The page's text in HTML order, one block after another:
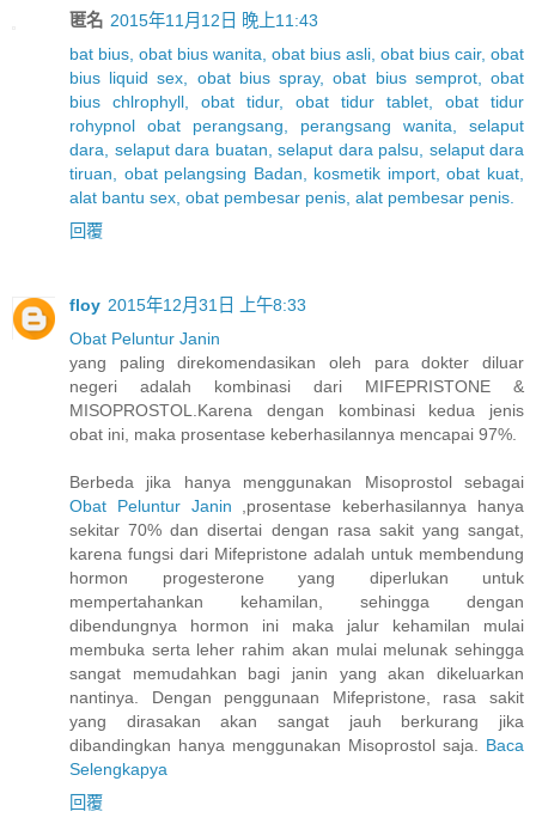
匿名 2015年11月12日 晚上11:43
bat bius, obat bius wanita, obat bius asli, obat bius cair, obat
bius liquid sex, obat bius spray, obat bius semprot, obat
bius chlrophyll, obat tidur, obat tidur tablet, obat tidur
rohypnol obat perangsang, perangsang wanita, selaput
dara, selaput dara buatan, selaput dara palsu, selaput dara
tiruan, obat pelangsing Badan, kosmetik import, obat kuat,
alat bantu sex, obat pembesar penis, alat pembesar penis.
回覆
floy 2015年12月31日 上午8:33
Obat Peluntur Janin
yang paling direkomendasikan oleh para dokter diluar
negeri adalah kombinasi dari MIFEPRISTONE &
MISOPROSTOL.Karena dengan kombinasi kedua jenis
obat ini, maka prosentase keberhasilannya mencapai 97%.
Berbeda jika hanya menggunakan Misoprostol sebagai
Obat Peluntur Janin
,prosentase keberhasilannya hanya
sekitar 70% dan disertai dengan rasa sakit yang sangat,
karena fungsi dari Mifepristone adalah untuk membendung
hormon progesterone yang diperlukan untuk
mempertahankan kehamilan, sehingga dengan
dibendungnya hormon ini maka jalur kehamilan mulai
membuka serta leher rahim akan mulai melunak sehingga
sangat memudahkan bagi janin yang akan dikeluarkan
nantinya. Dengan penggunaan Mifepristone, rasa sakit
yang dirasakan akan sangat jauh berkurang jika
dibandingkan hanya menggunakan Misoprostol saja.
Baca
Selengkapya
回覆